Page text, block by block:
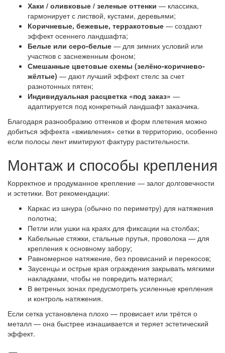
Хаки / оливковые / зеленые оттенки — классика,
гармонирует с листвой, кустами, деревьями;
Коричневые, бежевые, терракотовые — создают
эффект осеннего ландшафта;
Белые или серо-белые — для зимних условий или
участков с заснеженным фоном;
Смешанные цветовые схемы (зелёно-коричнево-
жёлтые) — дают лучший эффект стелс за счет
разнотонных пятен;
Индивидуальная расцветка «под заказ» —
адаптируется под конкретный ландшафт заказчика.
Благодаря разнообразию оттенков и форм плетения можно
добиться эффекта «вживления» сетки в территорию, особенно
если полосы лент имитируют фактуру растительности.
Монтаж и способы крепления
Корректное и продуманное крепление — залог долговечности
и эстетики. Вот рекомендации:
Каркас из шнура (обычно по периметру) для натяжения
полотна;
Петли или ушки на краях для фиксации на столбах;
Кабельные стяжки, стальные прутья, проволока — для
крепления к основному забору;
Равномерное натяжение, без провисаний и перекосов;
Заусенцы и острые края ограждения закрывать мягкими
накладками, чтобы не повредить материал;
В ветреных зонах предусмотреть усиленные крепления
и контроль натяжения.
Если сетка установлена плохо — провисает или трётся о
металл — она быстрее изнашивается и теряет эстетический
эффект.